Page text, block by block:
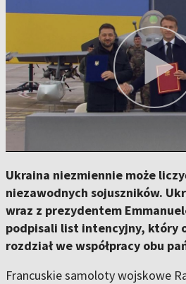
Ukraina niezmiennie może
niezawodnych sojuszników.
wraz z prezydentem
podpisali list intencyjny, który
rozdział we współpracy obu
Francuskie samoloty wojskowe